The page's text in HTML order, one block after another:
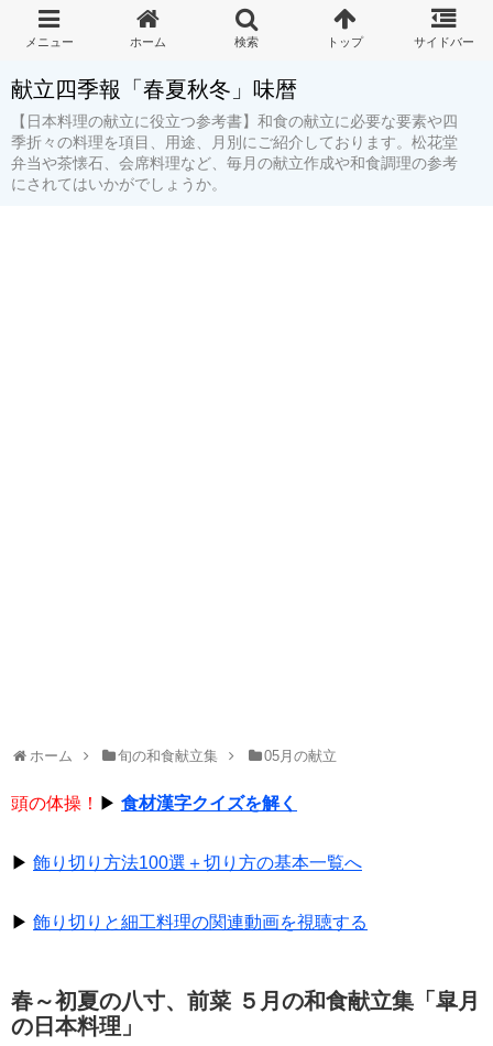
献立四季報「春夏秋冬」味暦
【日本料理の献立に役立つ参考書】和食の献立に必要な要素や四
季折々の料理を項目、用途、月別にご紹介しております。松花堂
弁当や茶懐石、会席料理など、毎月の献立作成や和食調理の参考
にされてはいかがでしょうか。
ホーム 旬の和食献立集 05月の献立
頭の体操！ ▶ 食材漢字クイズを解く
▶ 飾り切り方法100選＋切り方の基本一覧へ
▶ 飾り切りと細工料理の関連動画を視聴する
春～初夏の八寸、前菜 ５月の和食献立集「皐月
の日本料理」